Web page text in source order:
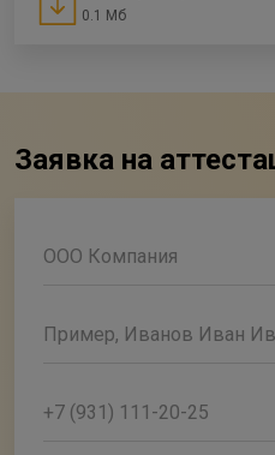
0.1 Мб
Заявка на
ООО Компания
Пример, Иванов Иван
+7 (931) 111-20-25